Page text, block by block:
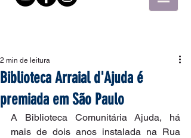
Biblioteca Arraial d'Ajuda é
premiada em São Paulo
2 min de leitura
A Biblioteca Comunitária Ajuda, há
mais de dois anos instalada na Rua